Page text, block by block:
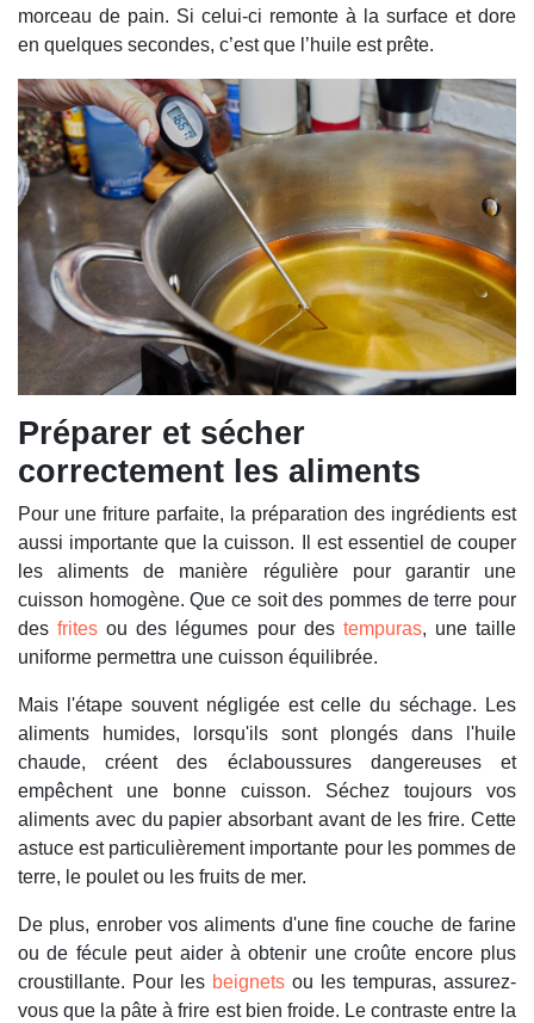
morceau de pain. Si celui-ci remonte à la surface et dore
en quelques secondes, c’est que l’huile est prête.
Préparer et sécher
correctement les aliments
Pour une friture parfaite, la préparation des ingrédients est
aussi importante que la cuisson. Il est essentiel de couper
les aliments de manière régulière pour garantir une
cuisson homogène. Que ce soit des pommes de terre pour
desfrites ou des légumes pour des tempuras, une taille
uniforme permettra une cuisson équilibrée.
Mais l'étape souvent négligée est celle du séchage. Les
aliments humides, lorsqu'ils sont plongés dans l'huile
chaude, créent des éclaboussures dangereuses et
empêchent une bonne cuisson. Séchez toujours vos
aliments avec du papier absorbant avant de les frire. Cette
astuce est particulièrement importante pour les pommes de
terre, le poulet ou les fruits de mer.
De plus, enrober vos aliments d'une fine couche de farine
ou de fécule peut aider à obtenir une croûte encore plus
croustillante. Pour les beignets ou les tempuras, assurez-
vous que la pâte à frire est bien froide. Le contraste entre la